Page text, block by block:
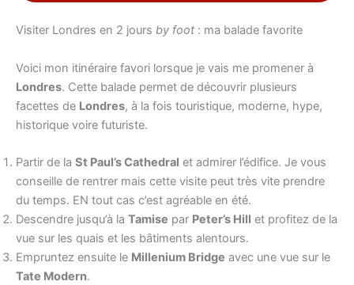
Visiter Londres en 2 jours by foot : ma balade favorite
Voici mon itinéraire favori lorsque je vais me promener à
Londres. Cette balade permet de découvrir plusieurs
facettes de Londres, à la fois touristique, moderne, hype,
historique voire futuriste.
Partir de la St Paul’s Cathedral et admirer l’édifice. Je vous
conseille de rentrer mais cette visite peut très vite prendre
du temps. EN tout cas c’est agréable en été.
Descendre jusqu’à la Tamise par Peter’s Hill et profitez de la
vue sur les quais et les bâtiments alentours.
Empruntez ensuite le Millenium Bridge avec une vue sur le
Tate Modern.